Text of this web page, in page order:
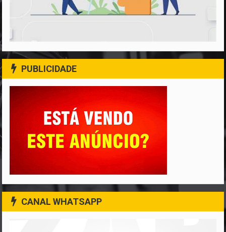
PUBLICIDADE
CANAL WHATSAPP